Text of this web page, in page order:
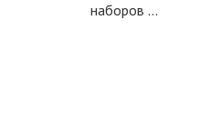
наборов …